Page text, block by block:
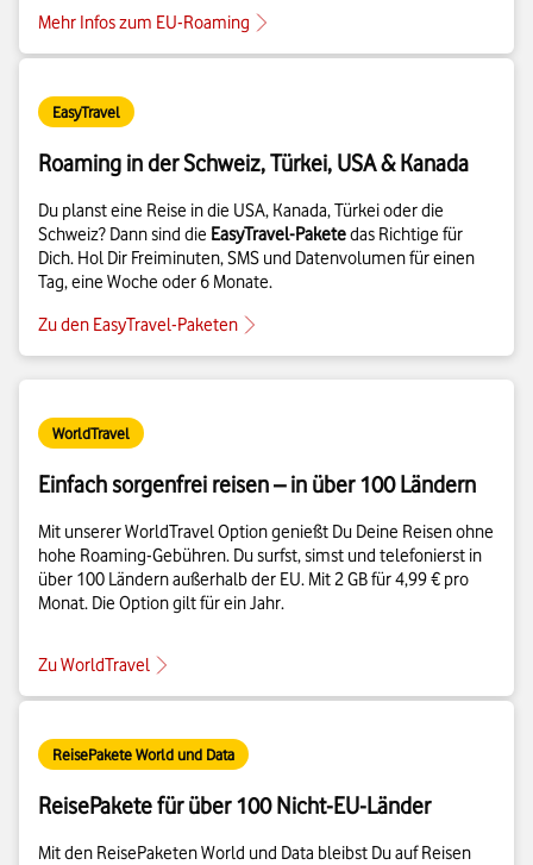
Mehr Infos zum EU-Roaming
EasyTravel
Roaming in der Schweiz, Türkei, USA & Kanada
Du planst eine Reise in die USA, Kanada, Türkei oder die
Schweiz? Dann sind die EasyTravel-Paketedas Richtige für
Dich. Hol Dir Freiminuten, SMS und Datenvolumen für einen
Tag, eine Woche oder 6 Monate.
Zu den EasyTravel-Paketen
WorldTravel
Einfach sorgenfrei reisen – in über 100 Ländern
Mit unserer WorldTravel Option genießt Du Deine Reisen ohne
hohe Roaming-Gebühren. Du surfst, simst und telefonierst in
über 100 Ländern außerhalb der EU. Mit 2 GB für 4,99 € pro
Monat. Die Option gilt für ein Jahr.
Zu WorldTravel
ReisePakete World und Data
ReisePakete für über 100 Nicht-EU-Länder
Mit den ReisePaketen World und Data bleibst Du auf Reisen